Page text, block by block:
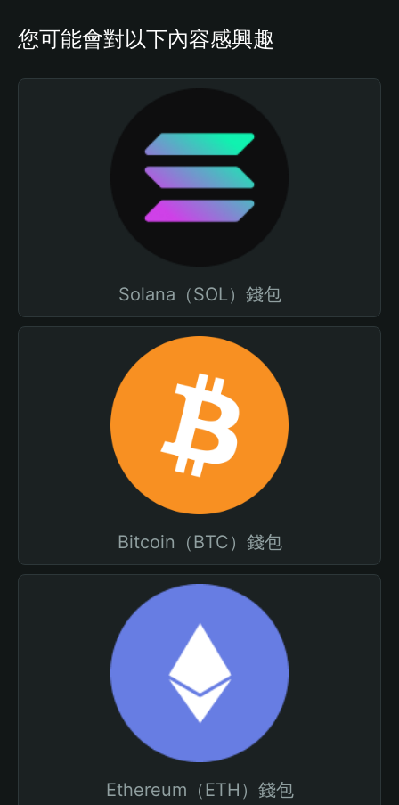
您可能會對以下內容感興趣
Solana（SOL）錢包
Bitcoin（BTC）錢包
Ethereum（ETH）錢包